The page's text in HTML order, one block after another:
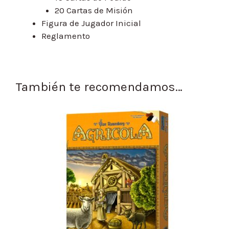
20 Cartas de Misión
Figura de Jugador Inicial
Reglamento
También te recomendamos…